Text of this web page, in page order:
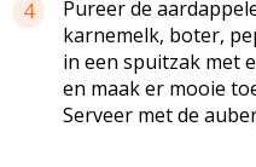
4
Pureer de
karnemelk, boter,
in een spuitzak met
en maak er mooie
Serveer met de